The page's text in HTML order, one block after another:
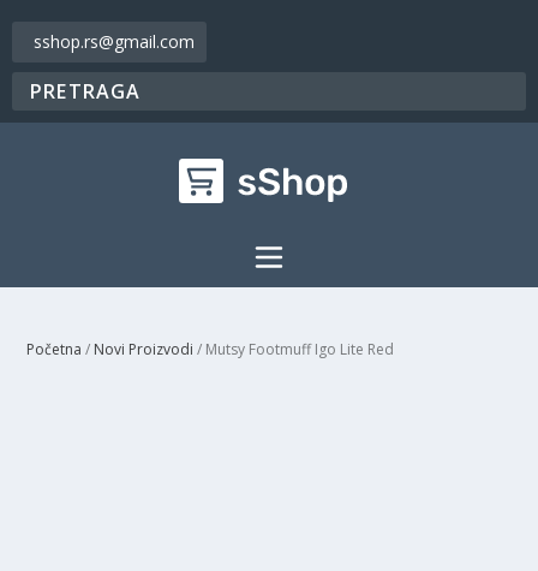
sshop.rs@gmail.com
Početna / Novi Proizvodi / Mutsy Footmuff Igo Lite Red